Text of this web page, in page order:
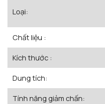
Loại:
Chất liệu :
Kích thước :
Dung tích:
Tính năng giảm chấn: